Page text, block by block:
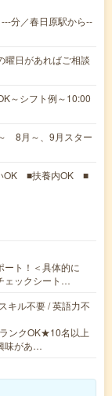
分／春日原駅から--
曜日があればご相談
～シフト例～10:00
8月～、9月スター
OK ■扶養内OK ■
ト！＜具体的に
ェックシート…
キル不要 / 英語力不
ンクOK★10名以上
味があ…